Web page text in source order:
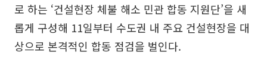
로 하는 ‘건설현장 체불 해소 민관 합동 지원단’을 새
롭게 구성해 11일부터 수도권 내 주요 건설현장을 대
상으로 본격적인 합동 점검을 벌인다.